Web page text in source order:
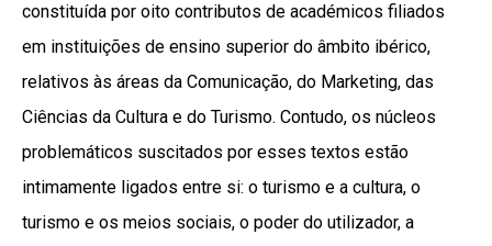
constituída por oito contributos de académicos filiados
em instituições de ensino superior do âmbito ibérico,
relativos às áreas da Comunicação, do Marketing, das
Ciências da Cultura e do Turismo. Contudo, os núcleos
problemáticos suscitados por esses textos estão
intimamente ligados entre si: o turismo e a cultura, o
turismo e os meios sociais, o poder do utilizador, a